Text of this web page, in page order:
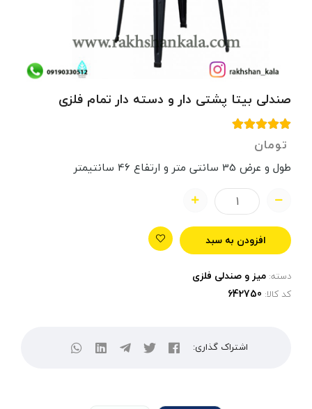
صندلی بیتا پشتی دار و دسته دار تمام فلزی
تومان
طول و عرض 35 سانتی متر و ارتفاع 46 سانتیمتر
افزودن به سبد
دسته: میز و صندلی فلزی
کد کالا:
اشتراک گذاری: